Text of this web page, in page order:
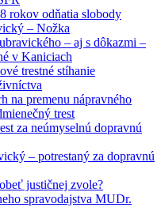
rokov odňatia slobody
– Nožka
– aj s dôkazmi –
v Kaniciach
trestné stíhanie
na premenu nápravného
trest
za neúmyselnú dopravnú
– potrestaný za dopravnú
justičnej zvole?
spravodajstva MUDr.